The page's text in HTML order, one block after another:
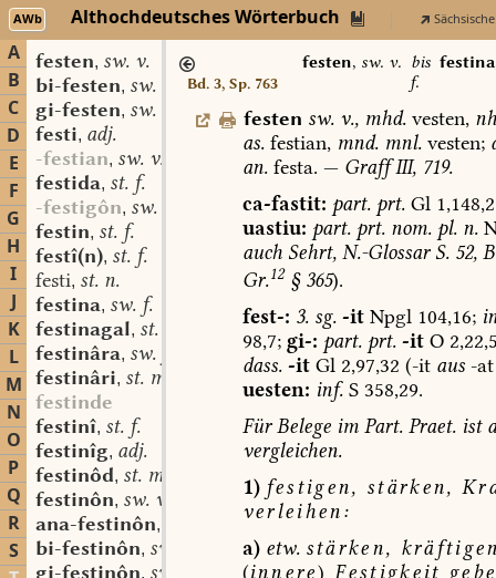
AWb Althochdeutsches Wörterbuch
A
B
C
D
E
F
G
H
I
J
K
L
M
N
O
P
Q
R
S
festen, sw. v.
bi-festen, sw. v.
gi-festen, sw. v.
festi, adj.
-festian, sw. v.
festida, st. f.
-festigôn, sw. v.
festin, st. f.
festî(n), st. f.
festi, st. n.
festina, sw. f.
festinagal, st. m.
festinâra, sw. f.
festinâri, st. m.
festinde
festinî, st. f.
festinîg, adj.
festinôd, st. m.
festinôn, sw. v.
ana-festinôn,
bi-festinôn, sw. v.
gi-festinôn, sw. v.
Bd. 3, Sp. 763
festen, sw. v. bis festina
f.
festen sw. v., mhd. vesten,
as.festian, mnd.mnl.vesten;
an.festa. — GraffIII, 719.
ca-fastit: part.prt.Gl
uastiu: part.prt.nom.pl.n.
auchSehrt,N.-GlossarS.52,
Gr.12 §365).
fest-: 3.sg. -itNpgl104,16;
98,7; gi-: part.prt. -itO
dass. -itGl2,97,32 (-it aus-at
uesten: inf.S358,29.
FürBelegeimPart.Praet.ist
vergleichen.
1) festigen, stärken,
verleihen:
a) etw. stärken,
(innere) Festigkeit